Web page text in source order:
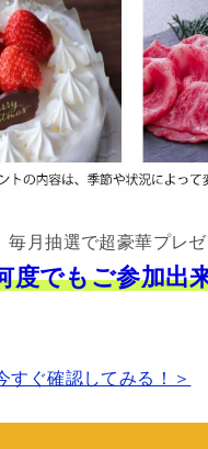
月抽選で超豪華プレ
度でもご参加出
すぐ確認してみる！＞